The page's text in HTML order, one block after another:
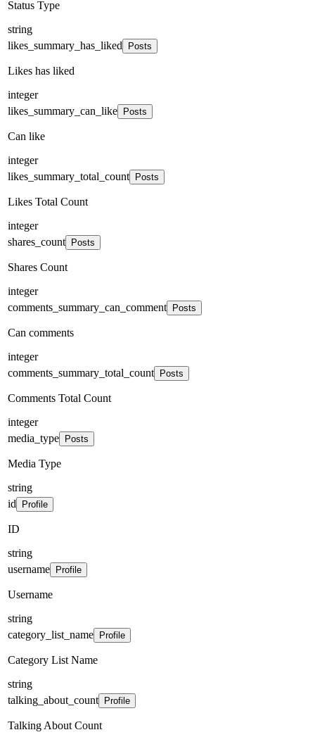
Status Type
string
likes_summary_has_liked
Posts
Likes has liked
integer
likes_summary_can_like
Posts
Can like
integer
likes_summary_total_count
Posts
Likes Total Count
integer
shares_count
Posts
Shares Count
integer
comments_summary_can_comment
Posts
Can comments
integer
comments_summary_total_count
Posts
Comments Total Count
integer
media_type
Posts
Media Type
string
id
Profile
ID
string
username
Profile
Username
string
category_list_name
Profile
Category List Name
string
talking_about_count
Profile
Talking About Count